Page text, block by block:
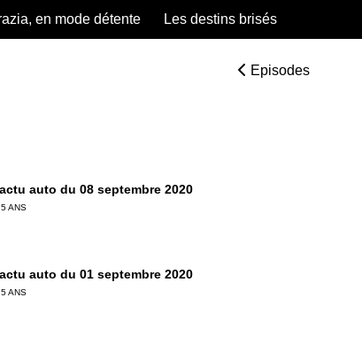
en mode détente Les destins brisés
Episodes
auto du 08 septembre 2020
ANS
auto du 01 septembre 2020
ANS